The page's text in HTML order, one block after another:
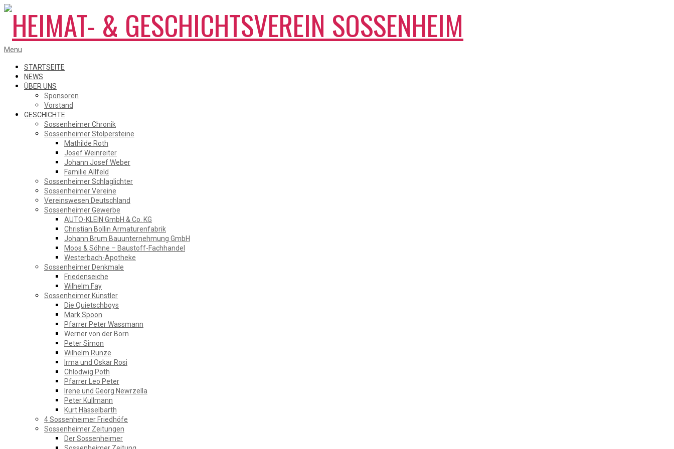
Skip
content
HEIMAT-
&
GESCHICHTSVEREIN
SOSSENHEIM
Primary
Menu
Menu
STARTSEITE
NEWS
ÜBER UNS
Sponsoren
Vorstand
GESCHICHTE
Sossenheimer Chronik
Sossenheimer Stolpersteine
Mathilde Roth
Josef Weinreiter
Johann Josef Weber
Familie Allfeld
Sossenheimer Schlaglichter
Sossenheimer Vereine
Vereinswesen Deutschland
Sossenheimer Gewerbe
AUTO-KLEIN GmbH & Co. KG
Christian Bollin Armaturenfabrik
Johann Brum Bauunternehmung GmbH
Moos & Söhne – Baustoff-Fachhandel
Westerbach-Apotheke
Sossenheimer Denkmale
Friedenseiche
Wilhelm Fay
Sossenheimer Künstler
Die Quietschboys
Mark Spoon
Pfarrer Peter Wassmann
Werner von der Born
Peter Simon
Wilhelm Runze
Irma und Oskar Rosi
Chlodwig Poth
Pfarrer Leo Peter
Irene und Georg Newrzella
Peter Kullmann
Kurt Hässelbarth
4 Sossenheimer Friedhöfe
Sossenheimer Zeitungen
Der Sossenheimer